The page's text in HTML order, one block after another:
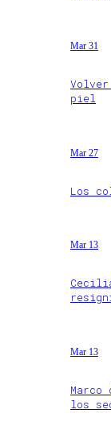
Mar 31
piel
Mar 27
Los
Mar 13
Mar 13
los